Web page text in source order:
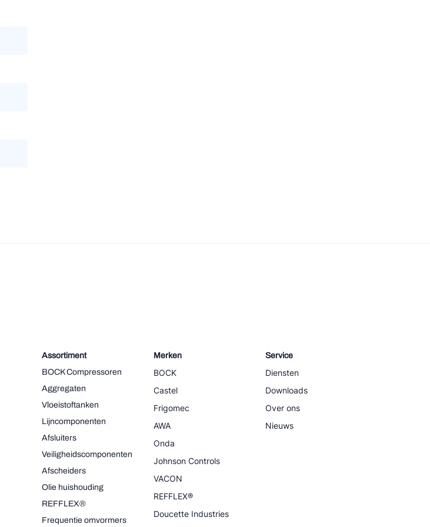
Assortiment
BOCK Compressoren
Aggregaten
Vloeistoftanken
Lijncomponenten
Afsluiters
Veiligheidscomponenten
Afscheiders
Olie huishouding
REFFLEX®
Frequentie omvormers
Merken
BOCK
Castel
Frigomec
AWA
Onda
Johnson Controls
VACON
REFFLEX®
Doucette Industries
Service
Diensten
Downloads
Over ons
Nieuws